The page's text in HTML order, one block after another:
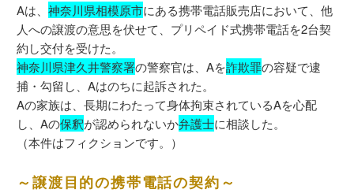
Aは、神奈川県相模原市にある携帯電話販売店において、他
人への譲渡の意思を伏せて、プリペイド式携帯電話を2台契
約し交付を受けた。
神奈川県津久井警察署の警察官は、Aを詐欺罪の容疑で逮
捕・勾留し、Aはのちに起訴された。
Aの家族は、長期にわたって身体拘束されているAを心配
し、Aの保釈が認められないか弁護士に相談した。
（本件はフィクションです。）
～譲渡目的の携帯電話の契約～